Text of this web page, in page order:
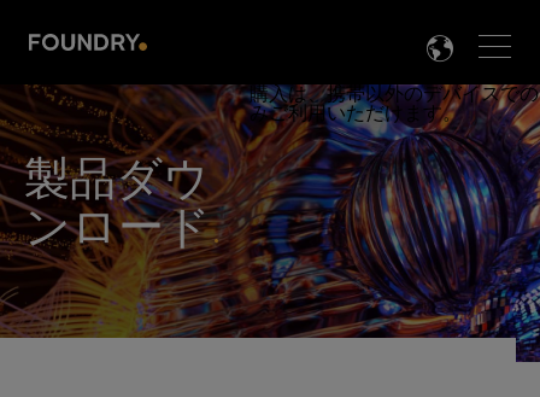

製品ダウ
ンロード.